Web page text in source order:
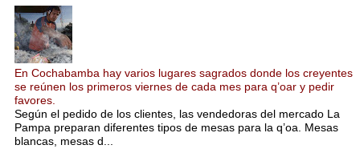
En Cochabamba hay varios lugares sagrados donde los creyentes
se reúnen los primeros viernes de cada mes para q’oar y pedir
favores.
Según el pedido de los clientes, las vendedoras del mercado La
Pampa preparan diferentes tipos de mesas para la q’oa. Mesas
blancas, mesas d...